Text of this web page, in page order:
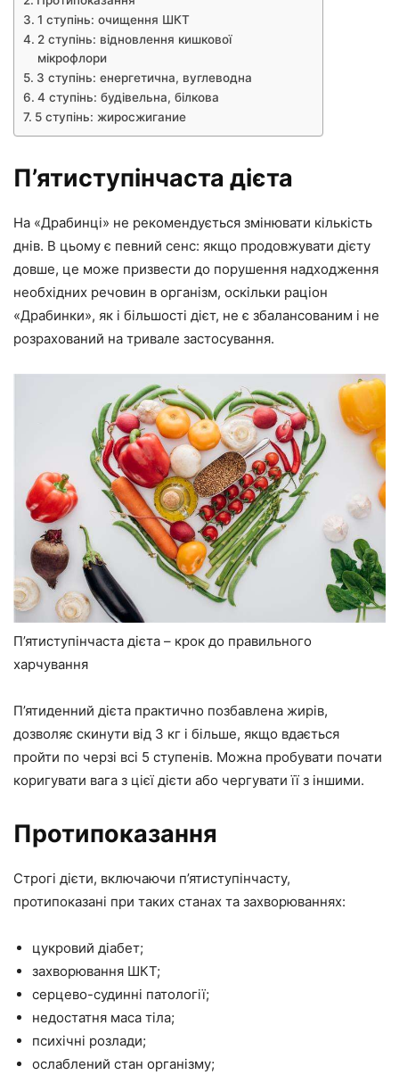
1 ступінь: очищення ШКТ
2 ступінь: відновлення кишкової
мікрофлори
3 ступінь: енергетична, вуглеводна
4 ступінь: будівельна, білкова
5 ступінь: жиросжигание
П’ятиступінчаста дієта
На «Драбинці» не рекомендується змінювати кількість
днів. В цьому є певний сенс: якщо продовжувати дієту
довше, це може призвести до порушення надходження
необхідних речовин в організм, оскільки раціон
«Драбинки», як і більшості дієт, не є збалансованим і не
розрахований на тривале застосування.
П’ятиступінчаста дієта – крок до правильного
харчування
П’ятиденний дієта практично позбавлена жирів,
дозволяє скинути від 3 кг і більше, якщо вдається
пройти по черзі всі 5 ступенів. Можна пробувати почати
коригувати вага з цієї дієти або чергувати її з іншими.
Протипоказання
Строгі дієти, включаючи п’ятиступінчасту,
протипоказані при таких станах та захворюваннях:
цукровий діабет;
захворювання ШКТ;
серцево-судинні патології;
недостатня маса тіла;
психічні розлади;
ослаблений стан організму;